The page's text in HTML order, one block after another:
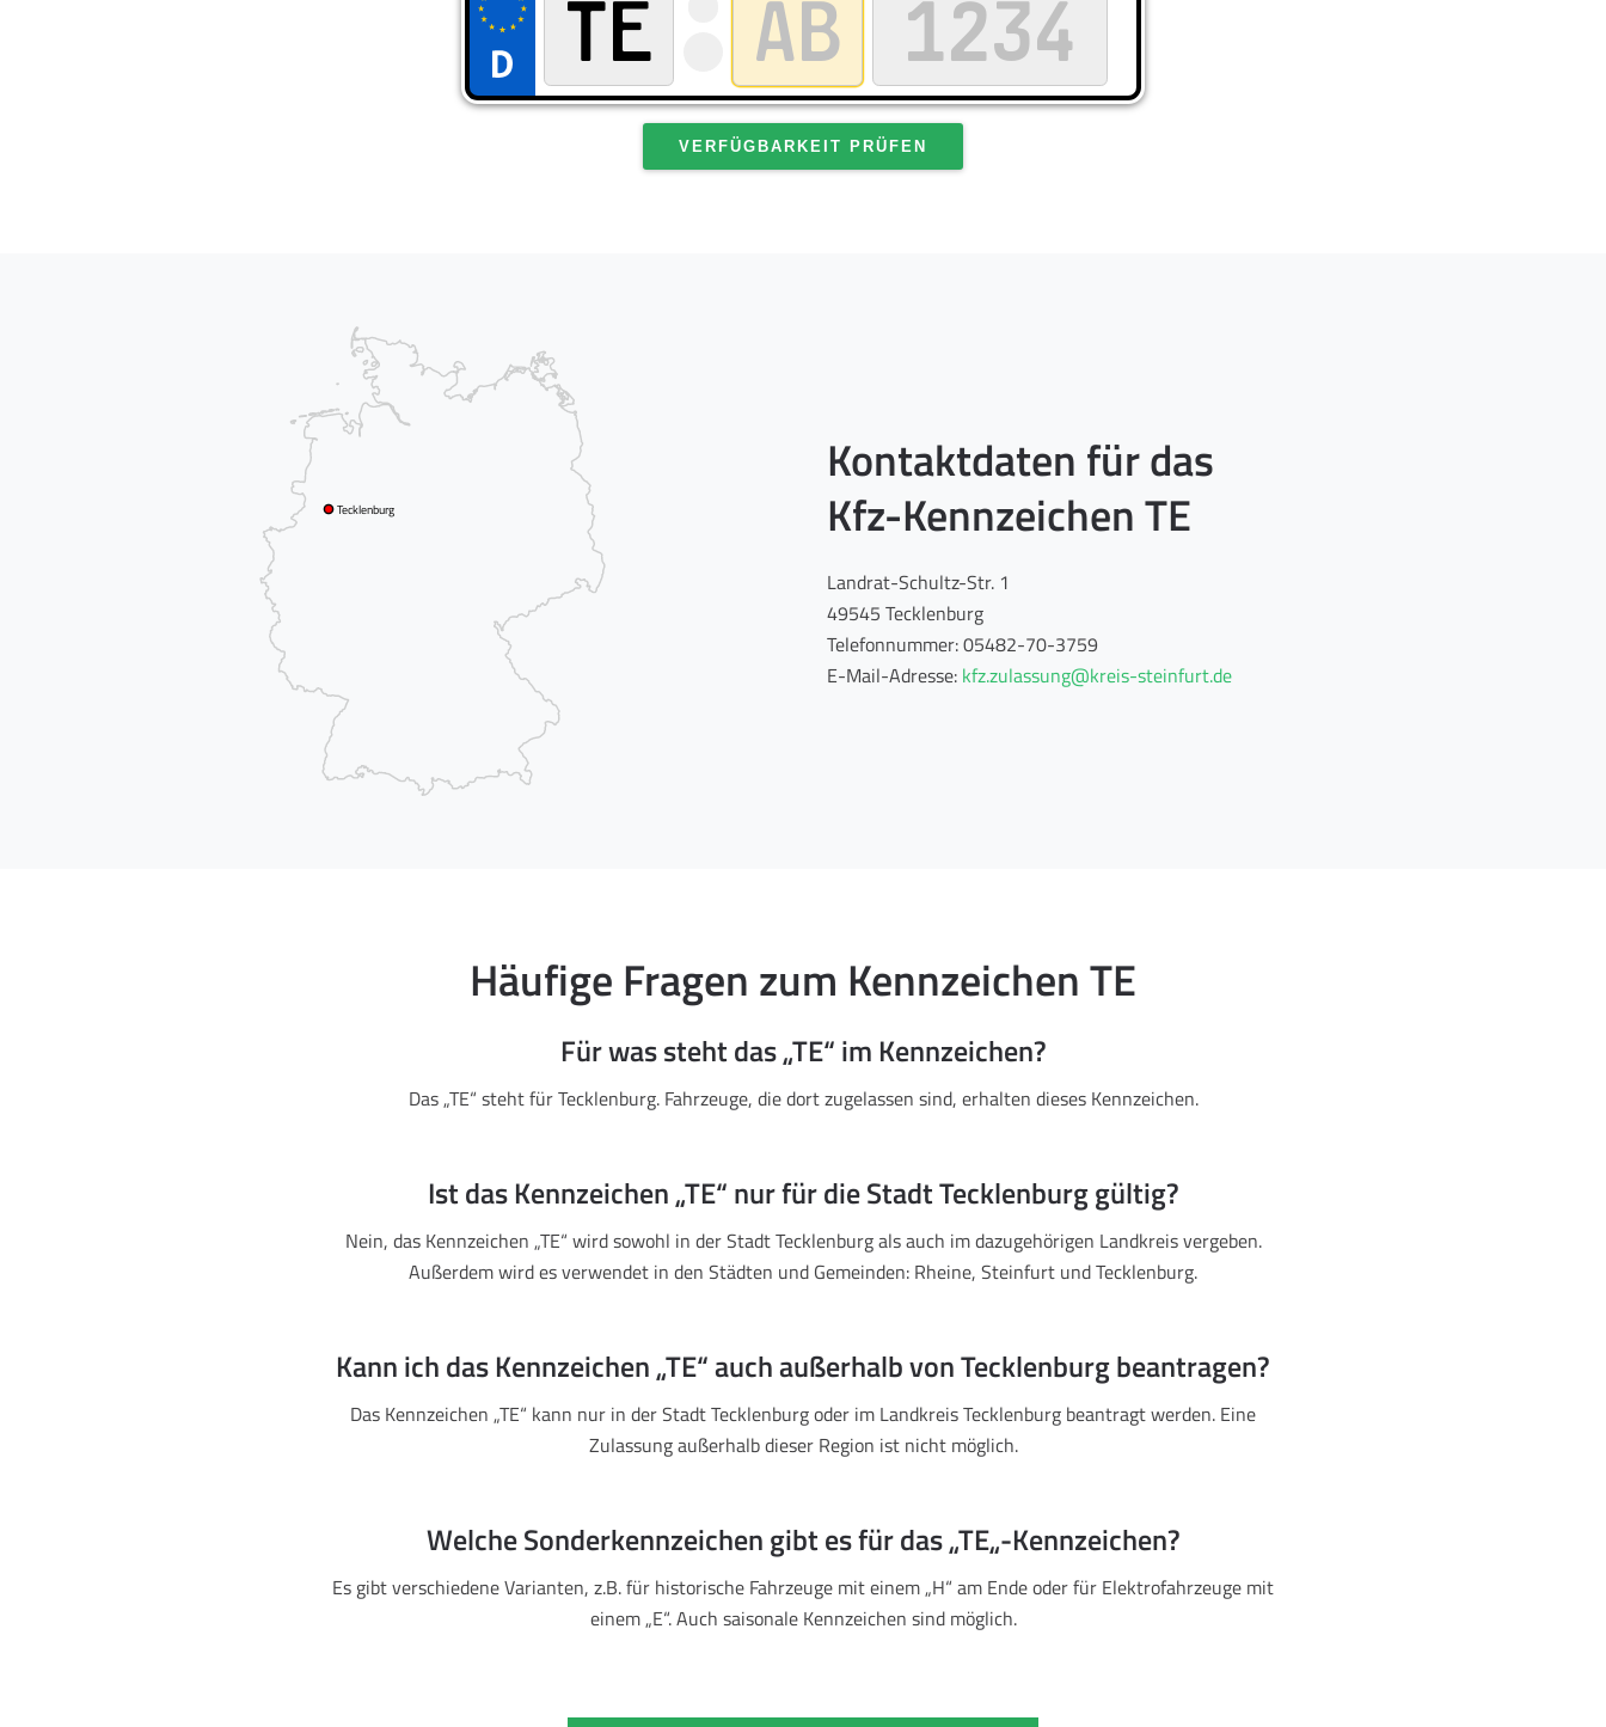
VERFÜGBARKEIT PRÜFEN
Tecklenburg
Kontaktdaten für das
Kfz-Kennzeichen TE
Landrat-Schultz-Str. 1
49545 Tecklenburg
Telefonnummer: 05482-70-3759
E-Mail-Adresse: kfz.zulassung@kreis-steinfurt.de
Häufige Fragen zum Kennzeichen TE
Für was steht das „TE“ im Kennzeichen?
Das „TE“ steht für Tecklenburg. Fahrzeuge, die dort zugelassen sind, erhalten dieses Kennzeichen.
Ist das Kennzeichen „TE“ nur für die Stadt Tecklenburg gültig?
Nein, das Kennzeichen „TE“ wird sowohl in der Stadt Tecklenburg als auch im dazugehörigen Landkreis vergeben.
Außerdem wird es verwendet in den Städten und Gemeinden: Rheine, Steinfurt und Tecklenburg.
Kann ich das Kennzeichen „TE“ auch außerhalb von Tecklenburg beantragen?
Das Kennzeichen „TE“ kann nur in der Stadt Tecklenburg oder im Landkreis Tecklenburg beantragt werden. Eine
Zulassung außerhalb dieser Region ist nicht möglich.
Welche Sonderkennzeichen gibt es für das „TE„-Kennzeichen?
Es gibt verschiedene Varianten, z.B. für historische Fahrzeuge mit einem „H“ am Ende oder für Elektrofahrzeuge mit
einem „E“. Auch saisonale Kennzeichen sind möglich.